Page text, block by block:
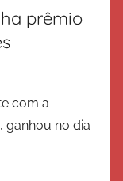
prêmio
com a
ganhou no dia